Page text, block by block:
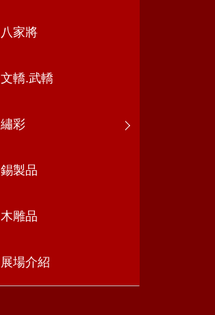
八家將
文轎.武轎
繡彩
錫製品
木雕品
展場介紹